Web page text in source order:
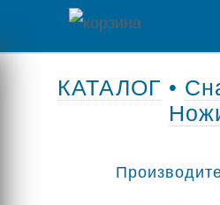
ГлавнаяКАТАЛОГ •